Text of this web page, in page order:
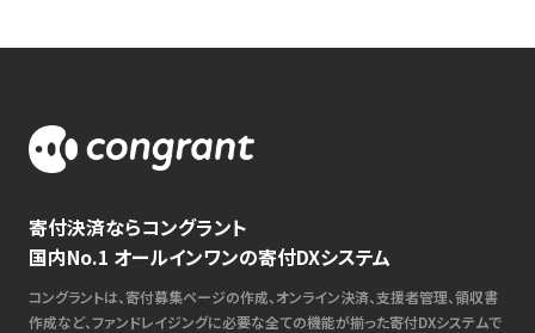
寄付決済ならコングラント
国内No.1 オールインワンの寄付DXシステム
コングラントは、寄付募集ページの作成、オンライン決済、支援者管理、領収書
作成など、ファンドレイジングに必要な全ての機能が揃った寄付DXシステムで